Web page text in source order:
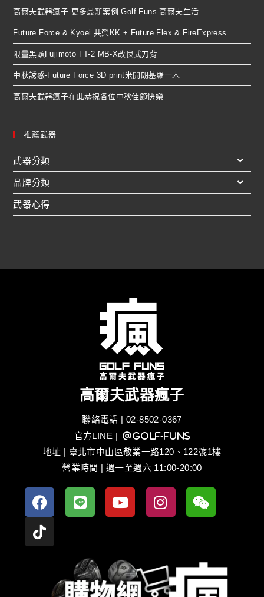
高爾夫武器瘋子-更多最新案例 Golf Funs 高爾夫生活
Future Force & Kyoei 共榮KK + Future Flex & FireExpress
限量黑頭Fujimoto FT-2 MB-X改良式刀背
中秋誘惑-Future Force 3D print米開朗基羅一木
高爾夫武器瘋子在此恭祝各位中秋佳節快樂
推薦武器
武器分類
品牌分類
武器心得
高爾夫武器瘋子
聯絡電話 | 02-8502-0367
官方LINE | @golf-funs
地址 | 臺北市中山區敬業一路120、122號1樓
營業時間 | 週一至週六 11:00-20:00